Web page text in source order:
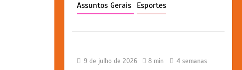
Assuntos Gerais Esportes
9 de julho de 2026 8 min 4 semanas